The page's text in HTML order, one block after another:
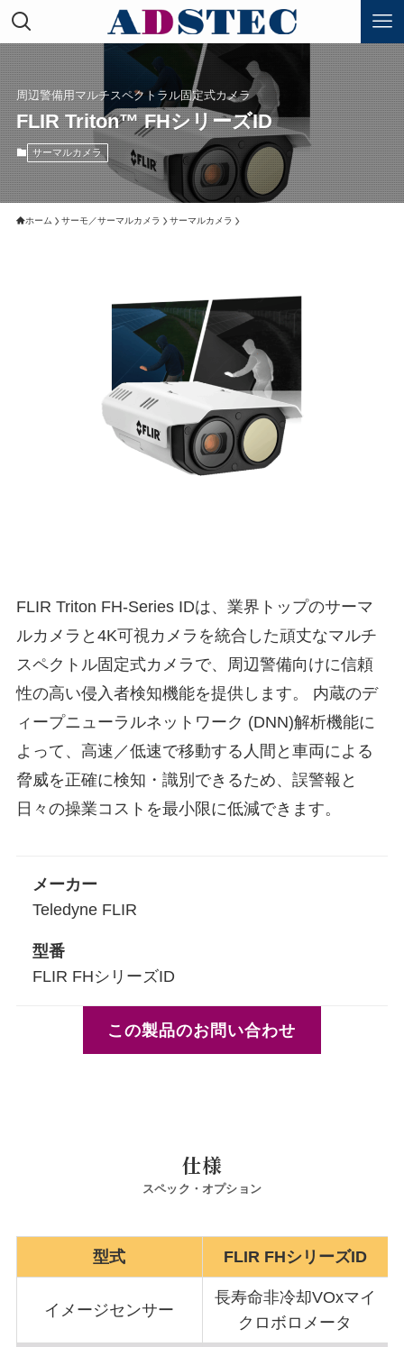
周辺警備用マルチスペクトラル固定式カメラ
FLIR Triton™ FHシリーズID
サーマルカメラ
ホーム サーモ／サーマルカメラ サーマルカメラ
FLIR Triton FH-Series IDは、業界トップのサーマ
ルカメラと4K可視カメラを統合した頑丈なマルチ
スペクトル固定式カメラで、周辺警備向けに信頼
性の高い侵入者検知機能を提供します。 内蔵のデ
ィープニューラルネットワーク (DNN)解析機能に
よって、高速／低速で移動する人間と車両による
脅威を正確に検知・識別できるため、誤警報と
日々の操業コストを最小限に低減できます。
メーカー
Teledyne FLIR
型番
FLIR FHシリーズID
この製品のお問い合わせ
仕様
スペック・オプション
型式 FLIR FHシリーズID
イメージセンサー
長寿命非冷却VOxマイ
クロボロメータ